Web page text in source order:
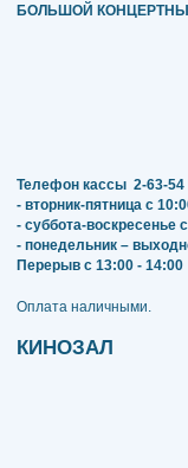
БОЛЬШОЙ
Телефон кассы 2-63-54
- вторник-пятница с
- суббота-воскресенье
- понедельник –
Перерыв с 13:00 - 14:00
​​​​​​​Оплата наличными.
КИНОЗАЛ